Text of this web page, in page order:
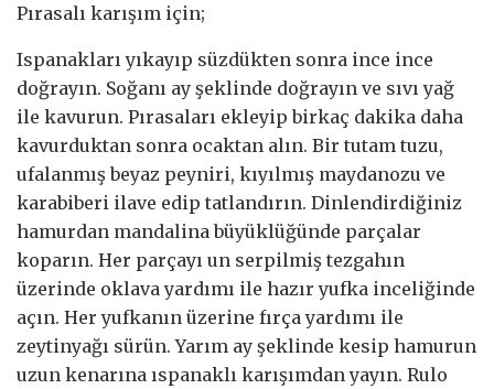
Pırasalı karışım için;
Ispanakları yıkayıp süzdükten sonra ince ince
doğrayın. Soğanı ay şeklinde doğrayın ve sıvı yağ
ile kavurun. Pırasaları ekleyip birkaç dakika daha
kavurduktan sonra ocaktan alın. Bir tutam tuzu,
ufalanmış beyaz peyniri, kıyılmış maydanozu ve
karabiberi ilave edip tatlandırın. Dinlendirdiğiniz
hamurdan mandalina büyüklüğünde parçalar
koparın. Her parçayı un serpilmiş tezgahın
üzerinde oklava yardımı ile hazır yufka inceliğinde
açın. Her yufkanın üzerine fırça yardımı ile
zeytinyağı sürün. Yarım ay şeklinde kesip hamurun
uzun kenarına ıspanaklı karışımdan yayın. Rulo